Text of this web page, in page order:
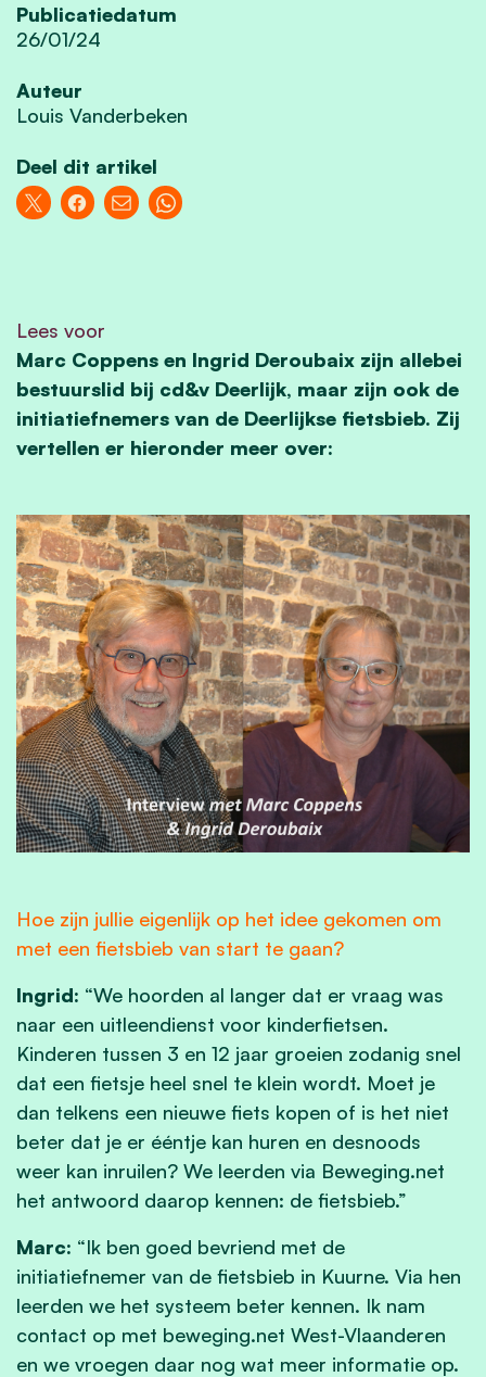
Publicatiedatum
26/01/24
Auteur
Louis Vanderbeken
Deel dit artikel
Lees voor
Marc Coppens en Ingrid Deroubaix zijn allebei
bestuurslid bij cd&v Deerlijk, maar zijn ook de
initiatiefnemers van de Deerlijkse fietsbieb. Zij
vertellen er hieronder meer over:
Hoe zijn jullie eigenlijk op het idee gekomen om
met een fietsbieb van start te gaan?
Ingrid: “We hoorden al langer dat er vraag was
naar een uitleendienst voor kinderfietsen.
Kinderen tussen 3 en 12 jaar groeien zodanig snel
dat een fietsje heel snel te klein wordt. Moet je
dan telkens een nieuwe fiets kopen of is het niet
beter dat je er ééntje kan huren en desnoods
weer kan inruilen? We leerden via Beweging.net
het antwoord daarop kennen: de fietsbieb.”
Marc: “Ik ben goed bevriend met de
initiatiefnemer van de fietsbieb in Kuurne. Via hen
leerden we het systeem beter kennen. Ik nam
contact op met beweging.net West-Vlaanderen
en we vroegen daar nog wat meer informatie op.